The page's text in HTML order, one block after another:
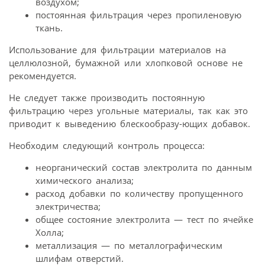
постоянная фильтрация через пропиленовую
ткань.
Использование для фильтрации материалов на
целлюлозной, бумажной или хлопковой основе не
рекомендуется.
Не следует также производить постоянную
фильтрацию через угольные материалы, так как это
приводит к выведению блескообразу-ющих добавок.
Необходим следующий контроль процесса:
неорганический состав электролита по данным
химического анализа;
расход добавки по количеству пропущенного
электричества;
общее состояние электролита — тест по ячейке
Холла;
металлизация — по металлографическим
шлифам отверстий.